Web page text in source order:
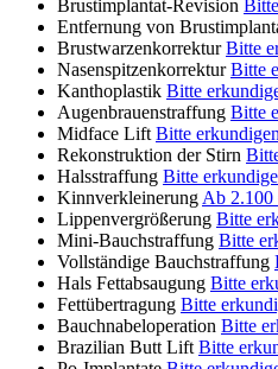
Brustimplantat-Revision
Entfernung von
Brustwarzenkorrektur Bitte
Nasenspitzenkorrektur Bitte
Kanthoplastik Bitte
Augenbrauenstraffung Bitte
Midface Lift Bitte
Rekonstruktion der Stirn
Halsstraffung Bitte
Kinnverkleinerung Ab 2.100
Lippenvergrößerung Bitte
Mini-Bauchstraffung Bitte
Vollständige Bauchstraffung
Hals Fettabsaugung Bitte
Fettübertragung Bitte
Bauchnabeloperation Bitte
Brazilian Butt Lift Bitte